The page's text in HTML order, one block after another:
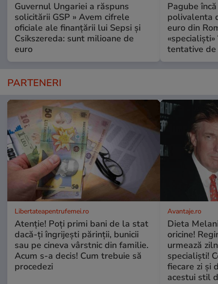
Guvernul Ungariei a răspuns
solicitării GSP » Avem cifrele
oficiale ale finanțării lui Sepsi și
Csikszereda: sunt milioane de
euro
Pagube
polivalenta
euro din
tentative de
PARTENERI
Libertateapentrufemei.ro
Atenție! Poți primi bani de la stat
dacă-ți îngrijești părinții, bunicii
sau pe cineva vârstnic din familie.
Acum s-a decis! Cum trebuie să
procedezi
Avantaje.ro
Dieta
oricine!
urmează
specialiști!
fiecare zi și
acestui stil